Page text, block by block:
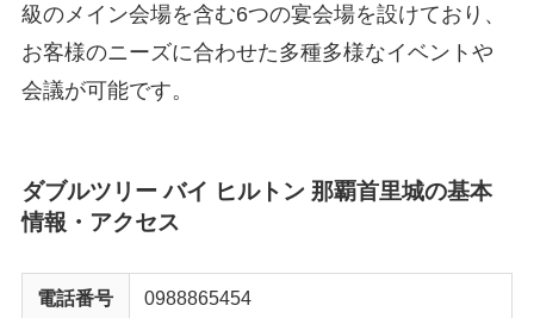
級のメイン会場を含む6つの宴会場を設けており、
お客様のニーズに合わせた多種多様なイベントや
会議が可能です。
ダブルツリー バイ ヒルトン 那覇首里城の基本
情報・アクセス
電話番号 0988865454